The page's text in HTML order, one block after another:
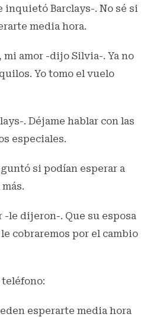
inquietó Barclays-. No sé si
media hora.
mi amor -dijo Silvia-. Ya no
Yo tomo el vuelo
. Déjame hablar con las
especiales.
si podían esperar a
-le dijeron-. Que su esposa
cobraremos por el cambio
teléfono:
esperarte media hora